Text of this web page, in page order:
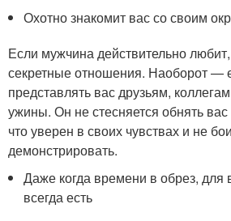
Охотно знакомит вас со своим
Если мужчина действительно
секретные отношения. Наоборот —
представлять вас друзьям,
ужины. Он не стесняется обнять
что уверен в своих чувствах и не
демонстрировать.
Даже когда времени в обрез, для
всегда есть